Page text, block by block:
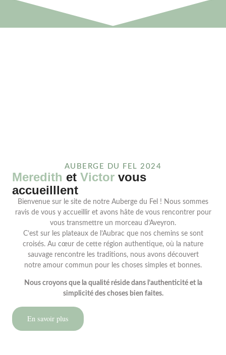
AUBERGE DU FEL 2024
Meredith et Victor vous
accueilllent
Bienvenue sur le site de notre Auberge du Fel ! Nous sommes
ravis de vous y accueillir et avons hâte de vous rencontrer pour
vous transmettre un morceau d’Aveyron.
C’est sur les plateaux de l’Aubrac que nos chemins se sont
croisés. Au cœur de cette région authentique, où la nature
sauvage rencontre les traditions, nous avons découvert
notre amour commun pour les choses simples et bonnes.
Nous croyons que la qualité réside dans l’authenticité et la
simplicité des choses bien faites.
En savoir plus